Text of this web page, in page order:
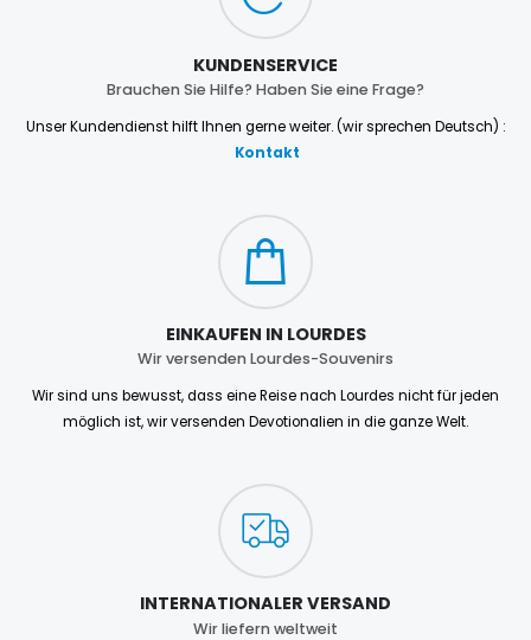
KUNDENSERVICE
Brauchen Sie Hilfe? Haben Sie eine Frage?
Unser Kundendienst hilft Ihnen gerne weiter. (wir sprechen Deutsch) :
Kontakt
EINKAUFEN IN LOURDES
Wir versenden Lourdes-Souvenirs
Wir sind uns bewusst, dass eine Reise nach Lourdes nicht für jeden
möglich ist, wir versenden Devotionalien in die ganze Welt.
INTERNATIONALER VERSAND
Wir liefern weltweit